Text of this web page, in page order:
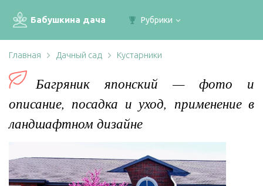
Бабушкина дача Рубрики
Главная Дачный сад Кустарники
Багряник японский — фото и
описание, посадка и уход, применение в
ландшафтном дизайне